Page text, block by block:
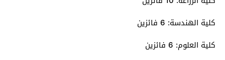
كلية الهندسة: 6 فائزين
كلية العلوم: 6 فائزين